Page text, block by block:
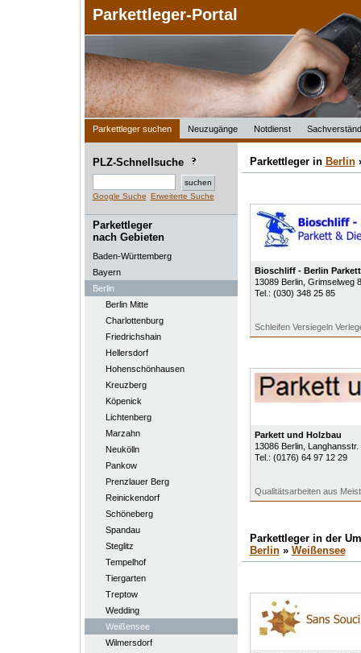
Parkettleger-Portal
Parkettleger suchen Neuzugänge Notdienst
PLZ-Schnellsuche
Google Suche Erweiterte Suche
Parkettleger
nach Gebieten
Baden-Württemberg
Bayern
Berlin
Berlin Mitte
Charlottenburg
Friedrichshain
Hellersdorf
Hohenschönhausen
Kreuzberg
Köpenick
Lichtenberg
Marzahn
Neukölln
Pankow
Prenzlauer Berg
Reinickendorf
Schöneberg
Spandau
Steglitz
Tempelhof
Tiergarten
Treptow
Wedding
Weißensee
Wilmersdorf
Parkettleger in Berlin
Bioschliff - Berlin
13089 Berlin, Grimselweg
Tel.: (030) 348 25 85
Schleifen Versiegeln
Parkett und Holzbau
13086 Berlin, Langhansstr.
Tel.: (0176) 64 97 12 29
Qualitätsarbeiten aus
Parkettleger in der
Berlin» Weißensee